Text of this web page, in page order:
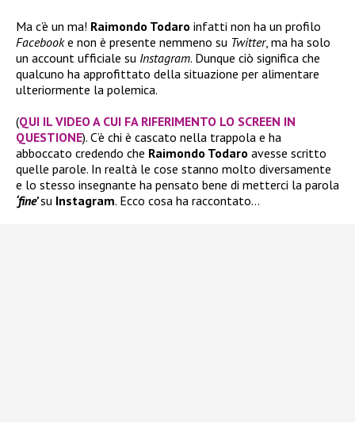
Ma c’è un ma! Raimondo Todaro infatti non ha un profilo
Facebooke non è presente nemmeno su Twitter, ma ha solo
un account ufficiale su Instagram. Dunque ciò significa che
qualcuno ha approfittato della situazione per alimentare
ulteriormente la polemica.
(QUI IL VIDEO A CUI FA RIFERIMENTO LO SCREEN IN
QUESTIONE). C’è chi è cascato nella trappola e ha
abboccato credendo che Raimondo Todaro avesse scritto
quelle parole. In realtà le cose stanno molto diversamente
e lo stesso insegnante ha pensato bene di metterci la parola
‘fine’su Instagram. Ecco cosa ha raccontato…